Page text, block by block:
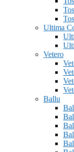
Ultima
Vetero
Ballu